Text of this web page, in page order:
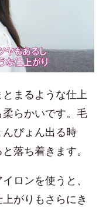
まるような仕上
らかいです。毛
ぴょん出る時
落ち着きます。
ロンを使うと、
がりもさらにき